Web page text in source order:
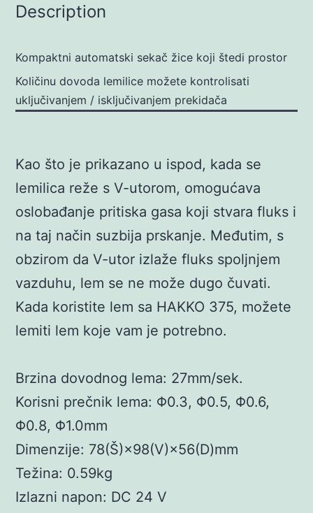
Description
Kompaktni automatski sekač žice koji štedi prostor
Količinu dovoda lemilice možete kontrolisati
uključivanjem / isključivanjem prekidača
Kao što je prikazano u ispod, kada se
lemilica reže s V-utorom, omogućava
oslobađanje pritiska gasa koji stvara fluks i
na taj način suzbija prskanje. Međutim, s
obzirom da V-utor izlaže fluks spoljnjem
vazduhu, lem se ne može dugo čuvati.
Kada koristite lem sa HAKKO 375, možete
lemiti lem koje vam je potrebno.
Brzina dovodnog lema: 27mm/sek.
Korisni prečnik lema: Φ0.3, Φ0.5, Φ0.6,
Φ0.8, Φ1.0mm
Dimenzije: 78(Š)×98(V)×56(D)mm
Težina: 0.59kg
Izlazni napon: DC 24 V